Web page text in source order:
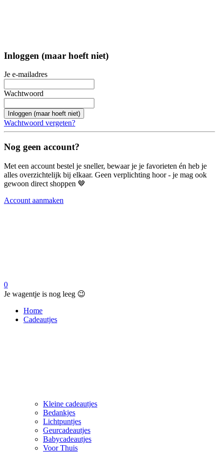
Inloggen (maar hoeft niet)
Je e-mailadres
Wachtwoord
Inloggen (maar hoeft niet)
Wachtwoord vergeten?
Nog geen account?
Met een account bestel je sneller, bewaar je je favorieten én heb je
alles overzichtelijk bij elkaar. Geen verplichting hoor - je mag ook
gewoon direct shoppen 🤎
Account aanmaken
0
Je wagentje is nog leeg 😉
Home
Cadeautjes
Kleine cadeautjes
Bedankjes
Lichtpuntjes
Geurcadeautjes
Babycadeautjes
Voor Thuis